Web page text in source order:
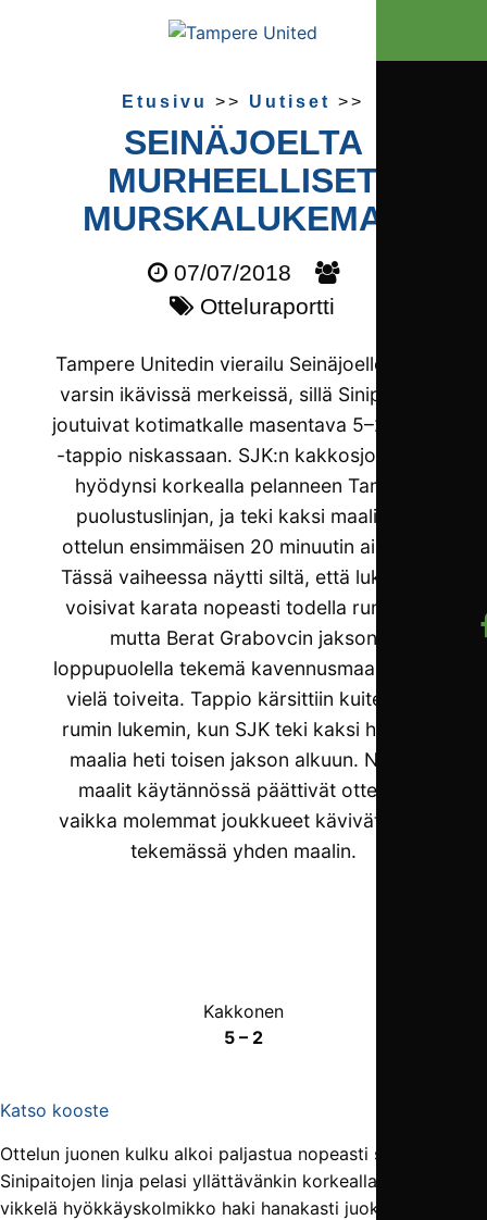
Etusivu >> Uutiset >>
SEINÄJOELTA
MURHEELLISET
MURSKAL­UKEMAT
07/07/2018
Otteluraportti
Tampere Unitedin vierailu Seinäjoelle sujui
varsin ikävissä merkeissä, sillä Sinipaidat
joutuivat kotimatkalle masentava 5–2 (2–1)
-tappio niskassaan. SJK:n kakkosjoukkue
hyödynsi korkealla pelanneen TamUn
puolustuslinjan, ja teki kaksi maalia jo
ottelun ensimmäisen 20 minuutin aikana.
Tässä vaiheessa näytti siltä, että lukemat
voisivat karata nopeasti todella rumiksi,
mutta Berat Grabovcin jakson
loppupuolella tekemä kavennusmaali nosti
vielä toiveita. Tappio kärsittiin kuitenkin
rumin lukemin, kun SJK teki kaksi halpaa
maalia heti toisen jakson alkuun. Nämä
maalit käytännössä päättivät ottelun,
vaikka molemmat joukkueet kävivät vielä
tekemässä yhden maalin.
Kakkonen
5 – 2
Katso kooste
Ottelun juonen kulku alkoi paljastua nopeasti sen alettua.
Sinipaitojen linja pelasi yllättävänkin korkealla, ja SJK:n
vikkelä hyökkäyskolmikko haki hanakasti juoksuja linjan